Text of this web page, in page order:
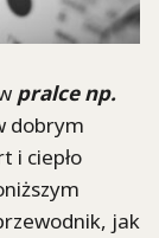
pralce np.
dobrym
i ciepło
jak